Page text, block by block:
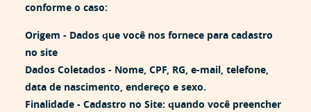
conforme o caso:
Origem - Dados que você nos fornece para cadastro
no site
Dados Coletados - Nome, CPF, RG, e-mail, telefone,
data de nascimento, endereço e sexo.
Finalidade - Cadastro no Site: quando você preencher